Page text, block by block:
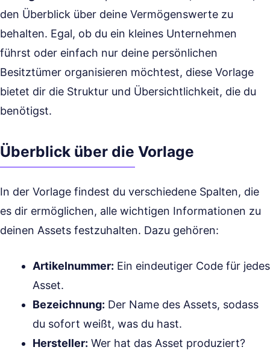
den Überblick über deine Vermögenswerte zu
behalten. Egal, ob du ein kleines Unternehmen
führst oder einfach nur deine persönlichen
Besitztümer organisieren möchtest, diese Vorlage
bietet dir die Struktur und Übersichtlichkeit, die du
benötigst.
Überblick über die Vorlage
In der Vorlage findest du verschiedene Spalten, die
es dir ermöglichen, alle wichtigen Informationen zu
deinen Assets festzuhalten. Dazu gehören:
Artikelnummer: Ein eindeutiger Code für jedes
Asset.
Bezeichnung: Der Name des Assets, sodass
du sofort weißt, was du hast.
Hersteller: Wer hat das Asset produziert?